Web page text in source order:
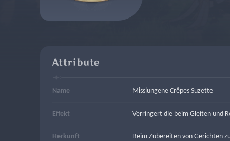
Attribute
Name Misslungene Crêpes Suzette
Effekt Verringert die beim Gleiten und
Herkunft Beim Zubereiten von Gerichten